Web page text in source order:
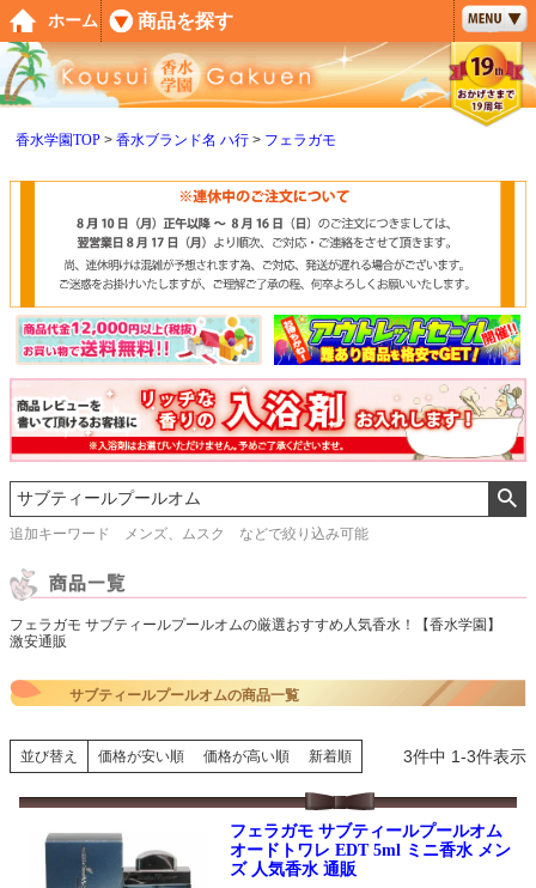
香水学園TOP 香水ブランド名 ハ行 フェラガモ
追加キーワード メンズ、ムスク などで絞り込み可能
フェラガモ サブティールプールオムの厳選おすすめ人気香水！【香水学園】
激安通販
サブティールプールオムの商品一覧
並び替え 価格が安い順 価格が高い順 新着順 3件中 1-3件表示
フェラガモ サブティールプールオム
オードトワレ EDT 5ml ミニ香水 メン
ズ 人気香水 通販
ペー
ジト
ップ
へ
ホーム 商品を探す